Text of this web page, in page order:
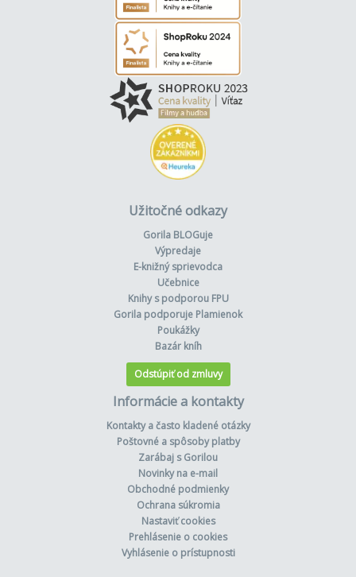
Užitočné odkazy
Gorila BLOGuje
Výpredaje
E-knižný sprievodca
Učebnice
Knihy s podporou FPU
Gorila podporuje Plamienok
Poukážky
Bazár kníh
Odstúpiť od zmluvy
Informácie a kontakty
Kontakty a často kladené otázky
Poštovné a spôsoby platby
Zarábaj s Gorilou
Novinky na e-mail
Obchodné podmienky
Ochrana súkromia
Nastaviť cookies
Prehlásenie o cookies
Vyhlásenie o prístupnosti